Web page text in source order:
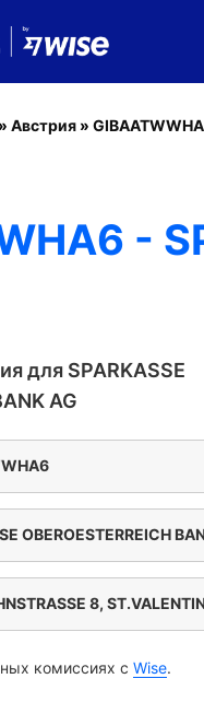
» Австрия »
-
для SPARKASSE
AG
OBEROESTERREICH
8,
комиссиях с Wise.